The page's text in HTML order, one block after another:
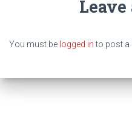
You must be logged into post a